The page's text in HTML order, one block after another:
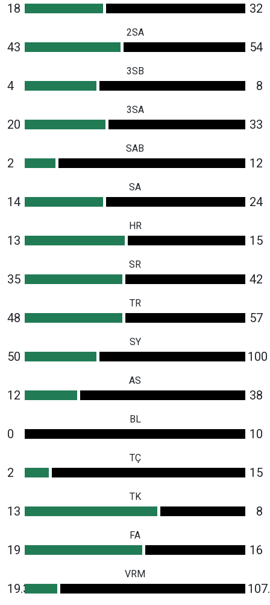
18 32
2SA
43 54
3SB
4 8
3SA
20 33
SAB
2 12
SA
14 24
HR
13 15
SR
35 42
TR
48 57
SY
50 100
AS
12 38
BL
0 10
TÇ
2 15
TK
13 8
FA
19 16
VRM
19.3